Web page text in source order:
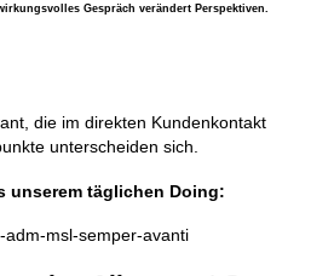
Gespräch verändert Perspektiven.
die im direkten Kundenkontakt
unterscheiden sich.
unserem täglichen Doing: